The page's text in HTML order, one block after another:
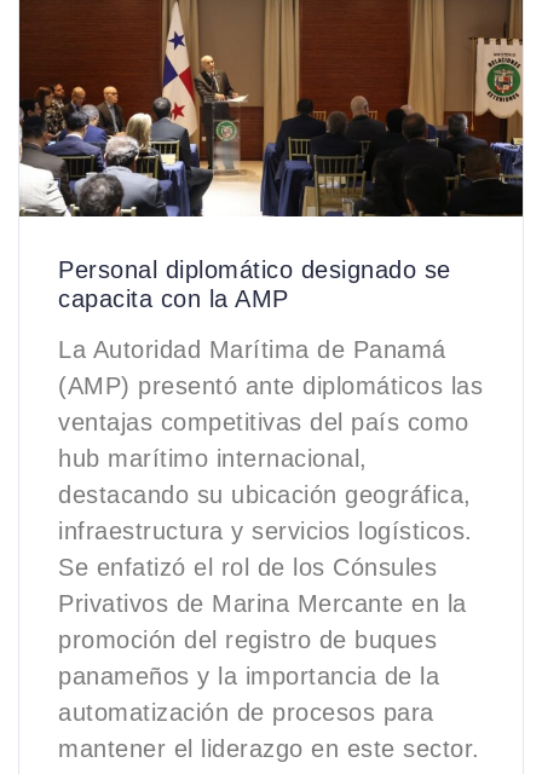
Personal diplomático designado se
capacita con la AMP
La Autoridad Marítima de Panamá
(AMP) presentó ante diplomáticos las
ventajas competitivas del país como
hub marítimo internacional,
destacando su ubicación geográfica,
infraestructura y servicios logísticos.
Se enfatizó el rol de los Cónsules
Privativos de Marina Mercante en la
promoción del registro de buques
panameños y la importancia de la
automatización de procesos para
mantener el liderazgo en este sector.